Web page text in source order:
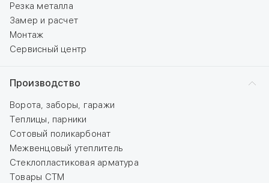
Резка металла
Замер и расчет
Монтаж
Сервисный центр
Производство
Ворота, заборы, гаражи
Теплицы, парники
Сотовый поликарбонат
Межвенцовый утеплитель
Стеклопластиковая арматура
Товары СТМ